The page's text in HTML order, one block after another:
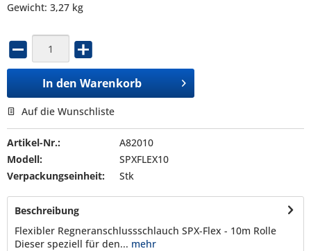
Gewicht: 3,27 kg
In den Warenkorb
Auf die Wunschliste
Artikel-Nr.:
A82010
Modell:
SPXFLEX10
Verpackungseinheit:
Stk
Beschreibung
Flexibler Regneranschlussschlauch SPX-Flex - 10m Rolle
Dieser speziell für den... mehr